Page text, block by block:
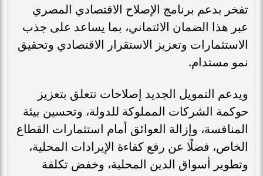
تفخر بدعم برنامج الإصلاح الاقتصادي المصري
عبر هذا الضمان الائتماني، بما يساعد على جذب
الاستثمارات وتعزيز الاستقرار الاقتصادي وتحقيق
نمو مستدام.
ويدعم التمويل الجديد إصلاحات تتعلق بتعزيز
حوكمة الشركات المملوكة للدولة، وتحسين بيئة
المنافسة، وإزالة العوائق أمام استثمارات القطاع
الخاص، فضلًا عن رفع كفاءة الإيرادات المحلية،
وتطوير أسواق الدين المحلية، وخفض تكلفة